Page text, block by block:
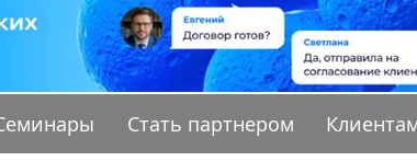
Стать партнером